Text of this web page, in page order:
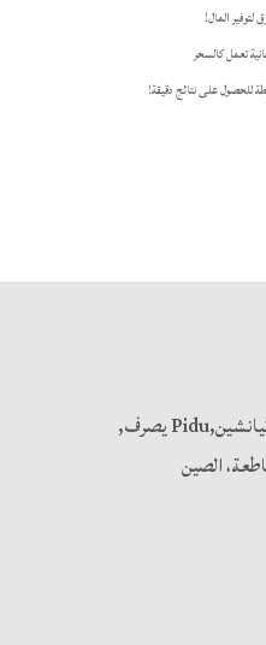
610097, رقم 88 TianChen تيانشين,Pidu يصرف,